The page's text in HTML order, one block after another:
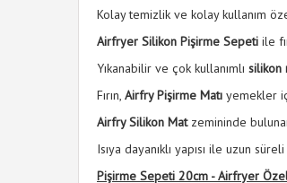
Kolay temizlik ve kolay kullanım
Airfryer Silikon Pişirme Sepeti ile
Yıkanabilir ve çok kullanımlı silikon
Fırın, Airfry Pişirme Matı yemekler
Airfry Silikon Matzemininde
Isıya dayanıklı yapısı ile uzun
Pişirme Sepeti 20cm - Airfryer